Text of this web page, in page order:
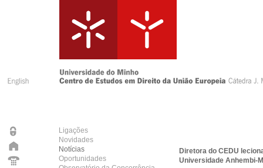
Ligações
Novidades
Notícias
Oportunidades
Diretora do CEDU
Universidade Anhembi-